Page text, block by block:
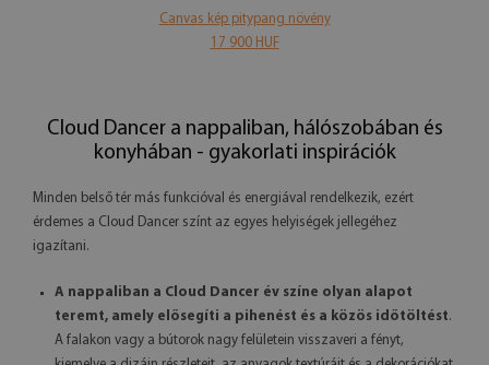
Canvas kép pitypang növény
17 900 HUF
Cloud Dancer a nappaliban, hálószobában és
konyhában - gyakorlati inspirációk
Minden belső tér más funkcióval és energiával rendelkezik, ezért
érdemes a Cloud Dancer színt az egyes helyiségek jellegéhez
igazítani.
A nappaliban a Cloud Dancer év színe olyan alapot
teremt, amely elősegíti a pihenést és a közös időtöltést.
A falakon vagy a bútorok nagy felületein visszaveri a fényt,